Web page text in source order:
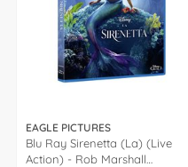
EAGLE PICTURES
Blu Ray Sirenetta (La) (Live
Action) - Rob Marshall